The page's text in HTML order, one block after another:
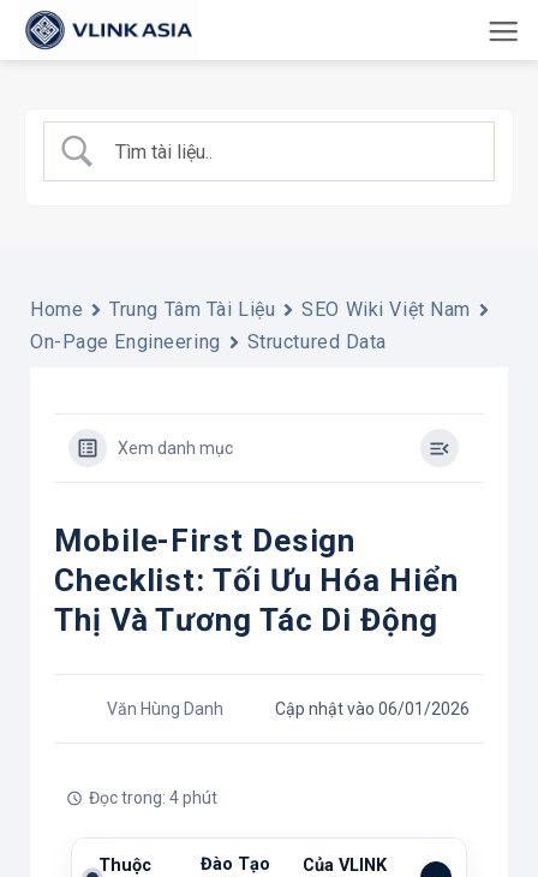
qua
dung
Home Trung Tâm Tài Liệu
SEO Wiki Việt Nam
On-Page Engineering
Structured Data
Xem danh mục
Mobile-First Design
Checklist: Tối Ưu Hóa Hiển
Thị Và Tương Tác Di Động
Văn Hùng Danh Cập nhật vào 06/01/2026
Đọc trong: 4 phút
Thuộc
Đào Tạo
Của VLINK